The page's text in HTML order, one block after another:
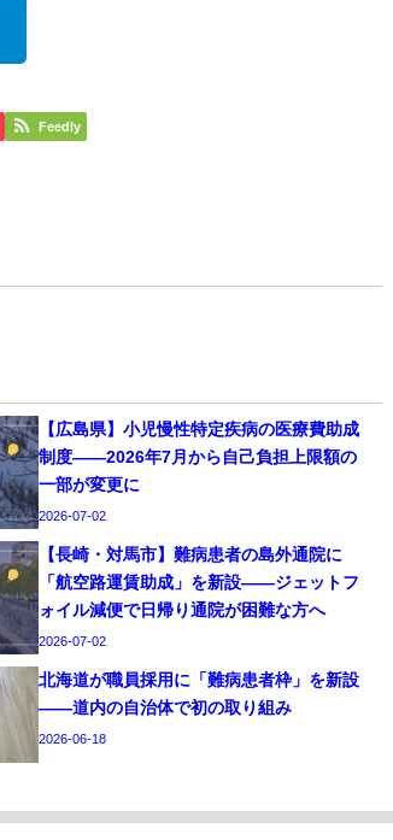
Feedly
【広島県】小児慢性特定疾病の医療費助成
制度——2026年7月から自己負担上限額の
一部が変更に
2026-07-02
【長崎・対馬市】難病患者の島外通院に
「航空路運賃助成」を新設——ジェットフ
ォイル減便で日帰り通院が困難な方へ
2026-07-02
北海道が職員採用に「難病患者枠」を新設
——道内の自治体で初の取り組み
2026-06-18